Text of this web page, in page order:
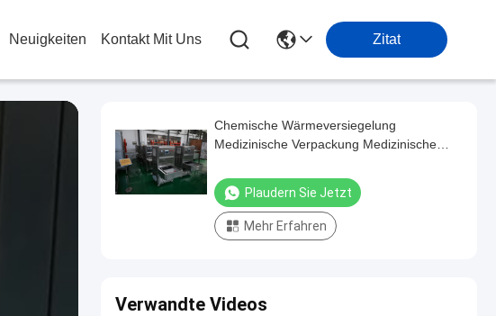
Neuigkeiten Kontakt Mit Uns Zitat
Chemische Wärmeversiegelung
Medizinische Verpackung Medizinische
Plaudern Sie Jetzt
Mehr Erfahren
Verwandte Videos